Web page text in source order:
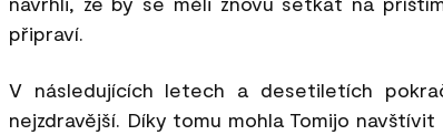
připraví.
V následujících letech a desetiletích
nejzdravější. Díky tomu mohla Tomijo